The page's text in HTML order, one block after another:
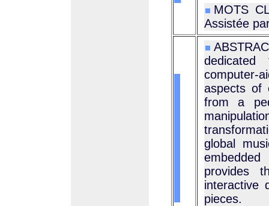
MOTS
Assistée
computer-
aspects of
from a
global
provides
interactive
pieces.